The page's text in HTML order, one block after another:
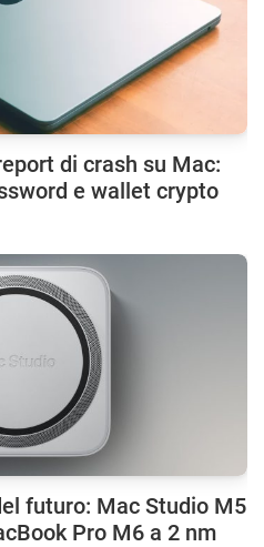
di crash su Mac:
e wallet crypto
futuro: Mac Studio M5
Pro M6 a 2 nm